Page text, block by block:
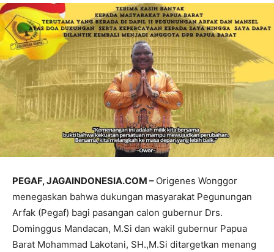
PEGAF, JAGAINDONESIA.COM – Origenes Wonggor
menegaskan bahwa dukungan masyarakat Pegunungan
Arfak (Pegaf) bagi pasangan calon gubernur Drs.
Dominggus Mandacan, M.Si dan wakil gubernur Papua
Barat Mohammad Lakotani, SH.,M.Si ditargetkan menang